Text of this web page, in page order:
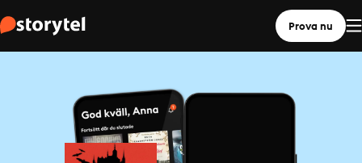
Prova nu